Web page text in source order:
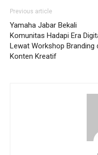
Previous article
Yamaha Jabar Bekali
Komunitas Hadapi Era
Lewat Workshop Branding
Konten Kreatif